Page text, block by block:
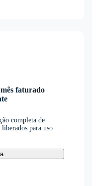
faturado
completa de
para uso